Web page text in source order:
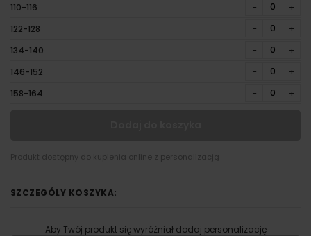
110-116
− +
122-128 − +
134-140 − +
146-152 − +
158-164 − +
Produkt dostępny do kupienia online z personalizacją
SZCZEGÓŁY KOSZYKA:
Aby Twój produkt się wyróżniał dodaj personalizację